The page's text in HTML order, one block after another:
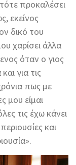
προκαλέσει
εκείνος
δικό του
χαρίσει άλλα
όταν ο γιος
για τις
πως με
μου είμαι
τις έχω κάνει
και